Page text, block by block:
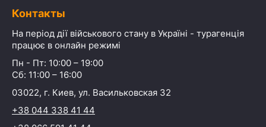
Контакты
На період дії військового стану в Україні - турагенція
працює в онлайн режимі
Пн - Пт: 10:00 – 19:00
Сб: 11:00 – 16:00
03022, г. Киев, ул. Васильковская 32
+38 044 338 41 44